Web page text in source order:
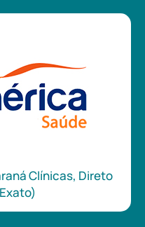
Clínicas, Direto